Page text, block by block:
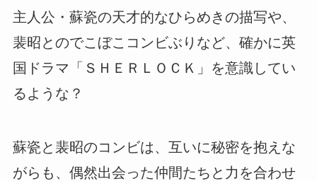
主人公・蘇瓷の天才的なひらめきの描写や、
裴昭とのでこぼこコンビぶりなど、確かに英
国ドラマ「ＳＨＥＲＬＯＣＫ」を意識してい
るような？
蘇瓷と裴昭のコンビは、互いに秘密を抱えな
がらも、偶然出会った仲間たちと力を合わせ